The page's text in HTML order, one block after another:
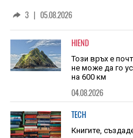
3 | 05.08.2026
HIEND
Този връх е
не може да го
на 600 км
04.08.2026
TECH
Книгите,